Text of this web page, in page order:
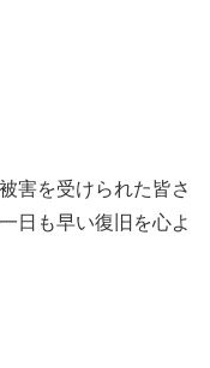
害を受けられた皆さ
日も早い復旧を心よ